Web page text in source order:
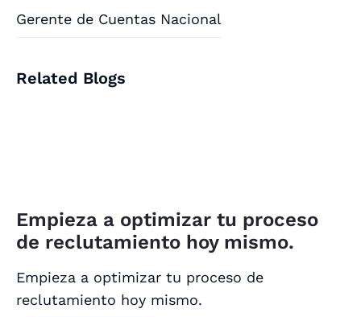
Gerente de Cuentas Nacional
Related Blogs
Empieza a optimizar tu proceso
de reclutamiento hoy mismo.
Empieza a optimizar tu proceso de
reclutamiento hoy mismo.